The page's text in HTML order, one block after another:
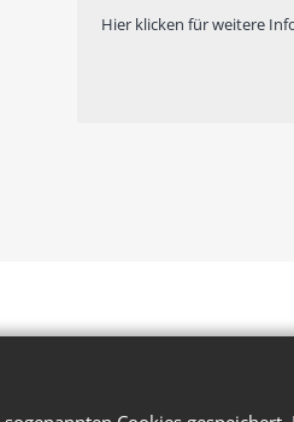
Hier klicken für weitere